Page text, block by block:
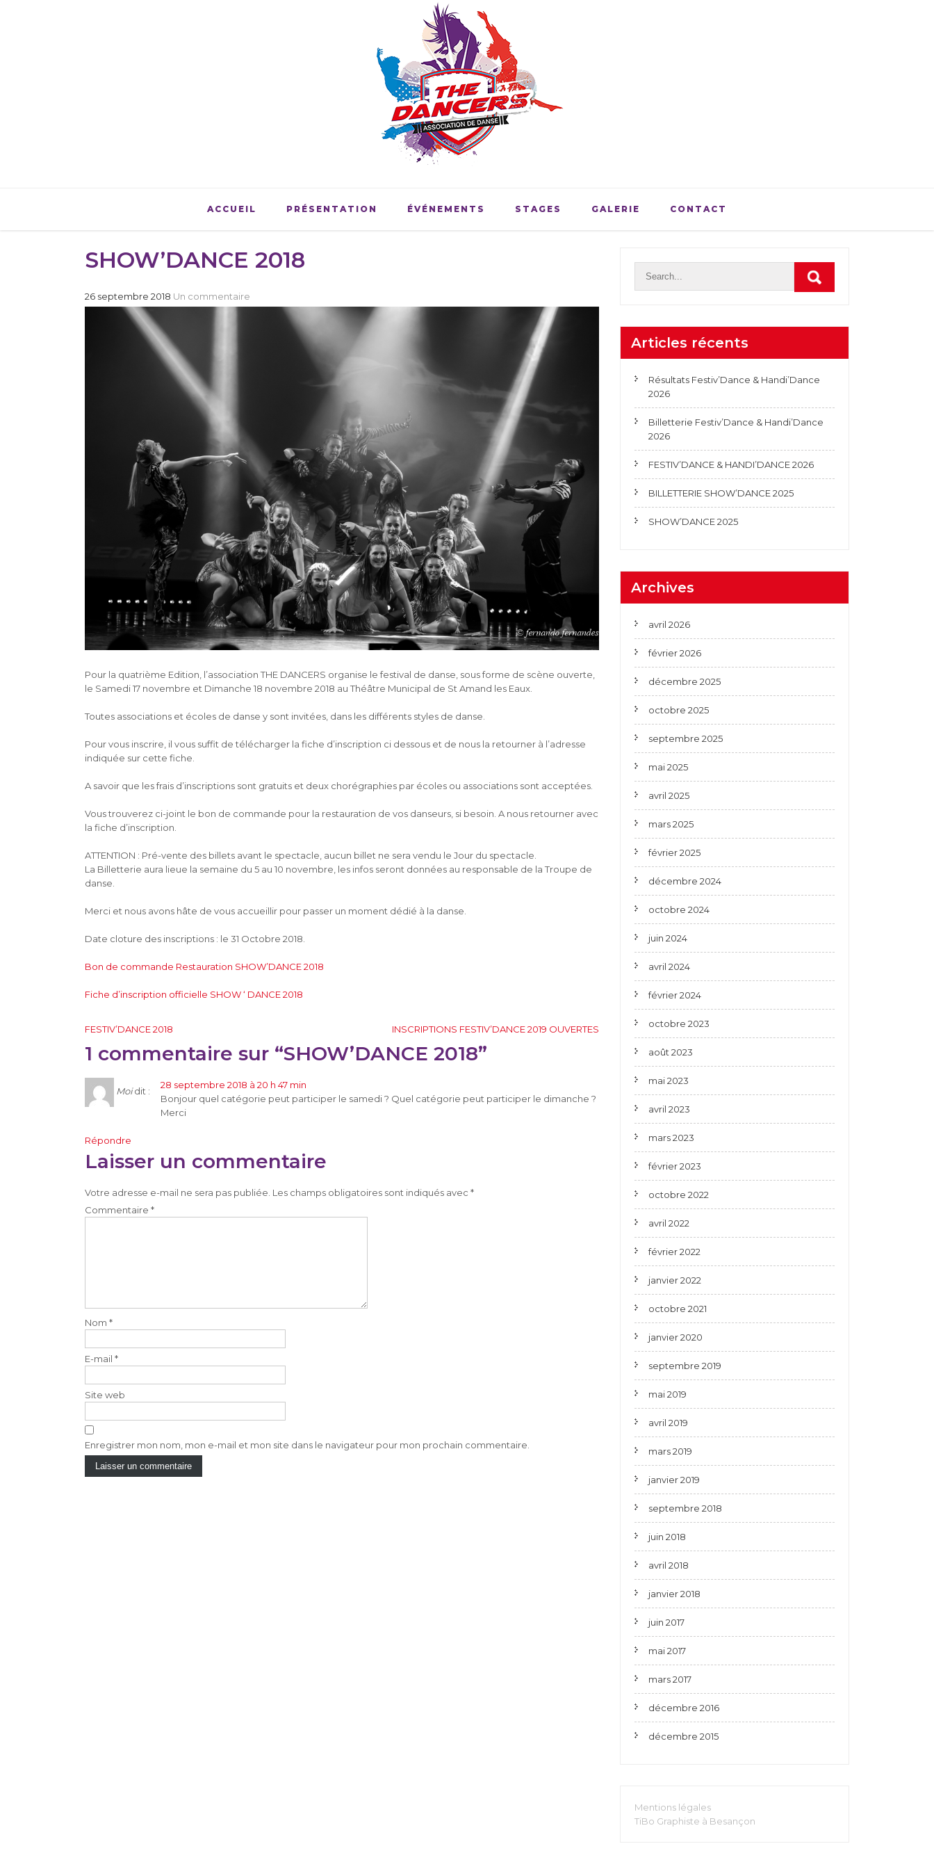
ACCUEIL PRÉSENTATION ÉVÉNEMENTS STAGES GALERIE CONTACT
SHOW’DANCE 2018
26 septembre 2018 Un commentaire
Pour la quatrième Edition, l’association THE DANCERS organise le festival de danse, sous forme de scène ouverte,
le Samedi 17 novembre et Dimanche 18 novembre 2018 au Théâtre Municipal de St Amand les Eaux.
Toutes associations et écoles de danse y sont invitées, dans les différents styles de danse.
Pour vous inscrire, il vous suffit de télécharger la fiche d’inscription ci dessous et de nous la retourner à l’adresse
indiquée sur cette fiche.
A savoir que les frais d’inscriptions sont gratuits et deux chorégraphies par écoles ou associations sont acceptées.
Vous trouverez ci-joint le bon de commande pour la restauration de vos danseurs, si besoin. A nous retourner avec
la fiche d’inscription.
ATTENTION : Pré-vente des billets avant le spectacle, aucun billet ne sera vendu le Jour du spectacle.
La Billetterie aura lieue la semaine du 5 au 10 novembre, les infos seront données au responsable de la Troupe de
danse.
Merci et nous avons hâte de vous accueillir pour passer un moment dédié à la danse.
Date cloture des inscriptions : le 31 Octobre 2018.
Bon de commande Restauration SHOW’DANCE 2018
Fiche d’inscription officielle SHOW ‘ DANCE 2018
Navigation
de
l’article
FESTIV’DANCE 2018 INSCRIPTIONS FESTIV’DANCE 2019 OUVERTES
1 commentaire sur “SHOW’DANCE 2018”
Moi dit :
28 septembre 2018 à 20 h 47 min
Bonjour quel catégorie peut participer le samedi ? Quel catégorie peut participer le dimanche ?
Merci
Répondre
Laisser un commentaire
Votre adresse e-mail ne sera pas publiée. Les champs obligatoires sont indiqués avec *
Commentaire *
Nom *
E-mail *
Site web
Enregistrer mon nom, mon e-mail et mon site dans le navigateur pour mon prochain commentaire.
Articles récents
Résultats Festiv’Dance & Handi’Dance
2026
Billetterie Festiv’Dance & Handi’Dance
2026
FESTIV’DANCE & HANDI’DANCE 2026
BILLETTERIE SHOW’DANCE 2025
SHOW’DANCE 2025
Archives
avril 2026
février 2026
décembre 2025
octobre 2025
septembre 2025
mai 2025
avril 2025
mars 2025
février 2025
décembre 2024
octobre 2024
juin 2024
avril 2024
février 2024
octobre 2023
août 2023
mai 2023
avril 2023
mars 2023
février 2023
octobre 2022
avril 2022
février 2022
janvier 2022
octobre 2021
janvier 2020
septembre 2019
mai 2019
avril 2019
mars 2019
janvier 2019
septembre 2018
juin 2018
avril 2018
janvier 2018
juin 2017
mai 2017
mars 2017
décembre 2016
décembre 2015
Mentions légales
TiBo Graphiste à Besançon